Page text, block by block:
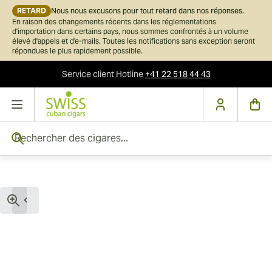
RETARD Nous nous excusons pour tout retard dans nos réponses.
En raison des changements récents dans les réglementations
d'importation dans certains pays, nous sommes confrontés à un volume
élevé d'appels et d'e-mails. Toutes les notifications sans exception seront
répondues le plus rapidement possible.
Service clientHotline+41 22 518 44 43
Skip to Content